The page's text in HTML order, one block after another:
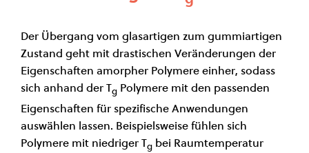
Der Übergang vom glasartigen zum gummiartigen
Zustand geht mit drastischen Veränderungen der
Eigenschaften amorpher Polymere einher, sodass
sich anhand der Tg Polymere mit den passenden
Eigenschaften für spezifische Anwendungen
auswählen lassen. Beispielsweise fühlen sich
Polymere mit niedriger Tg bei Raumtemperatur